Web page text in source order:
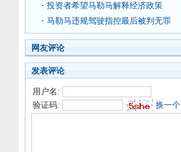
投资者希望马勒马解释经济政策
马勒马违规驾驶指控最后被判无罪
网友评论
发表评论
用户名:
验证码:
换一个